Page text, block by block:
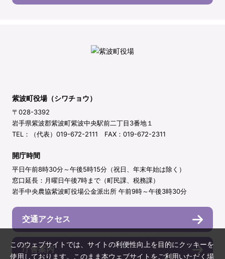
紫波町役場（シワチョウ）
〒028-3392
岩手県紫波郡紫波町紫波中央駅前二丁目3番地１
TEL：（代表）019-672-2111 FAX：019-672-2311
開庁時間
平日午前8時30分～午後5時15分（祝日、年末年始は除く）
窓口延長：月曜日午後7時まで（町民課、税務課）
岩手中央農協紫波町役場公金派出所 午前9時～午後3時30分
交通アクセス
庁舎案内
このウェブサイトでは、サイトの利便性向上を目的にクッキーを
使用しております。このまま本ウェブサイトをご利用いただく場